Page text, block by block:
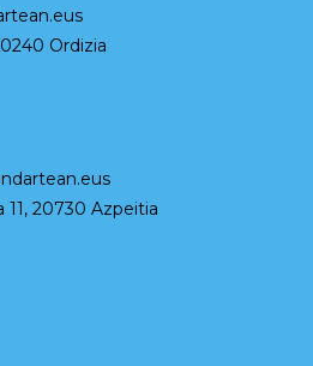
Ordizia
11, 20730 Azpeitia